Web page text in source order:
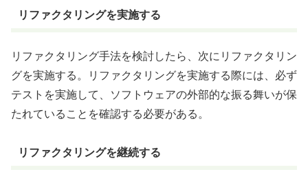
リファクタリングを実施する
リファクタリング手法を検討したら、次にリファクタリン
グを実施する。リファクタリングを実施する際には、必ず
テストを実施して、ソフトウェアの外部的な振る舞いが保
たれていることを確認する必要がある。
リファクタリングを継続する